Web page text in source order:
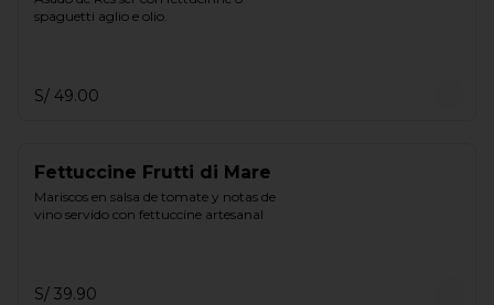
spaguetti aglio e olio.
S/ 49.00
Fettuccine Frutti di Mare
Mariscos en salsa de tomate y notas de
vino servido con fettuccine artesanal
S/ 39.90